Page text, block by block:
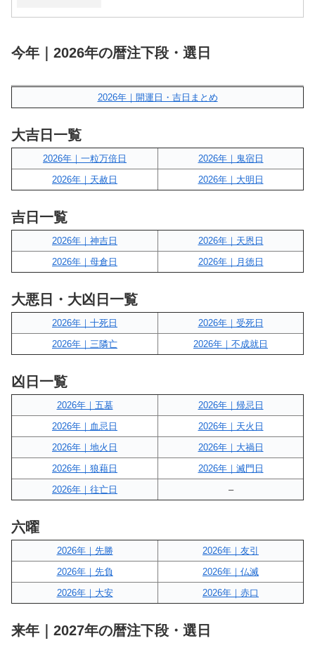
今年｜2026年の暦注下段・選日
2026年｜開運日・吉日まとめ
大吉日一覧
2026年｜一粒万倍日
2026年｜鬼宿日
2026年｜天赦日
2026年｜大明日
吉日一覧
2026年｜神吉日
2026年｜天恩日
2026年｜母倉日
2026年｜月徳日
大悪日・大凶日一覧
2026年｜十死日
2026年｜受死日
2026年｜三隣亡
2026年｜不成就日
凶日一覧
2026年｜五墓
2026年｜帰忌日
2026年｜血忌日
2026年｜天火日
2026年｜地火日
2026年｜大禍日
2026年｜狼藉日
2026年｜滅門日
2026年｜往亡日
–
六曜
2026年｜先勝
2026年｜友引
2026年｜先負
2026年｜仏滅
2026年｜大安
2026年｜赤口
来年｜2027年の暦注下段・選日